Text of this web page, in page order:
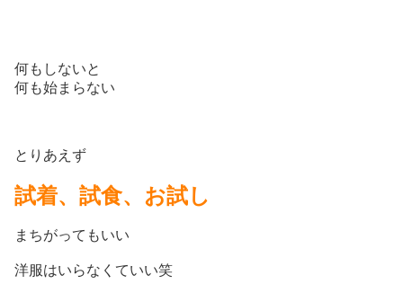
何もしないと
何も始まらない
とりあえず
試着、試食、お試し
まちがってもいい
洋服はいらなくていい笑